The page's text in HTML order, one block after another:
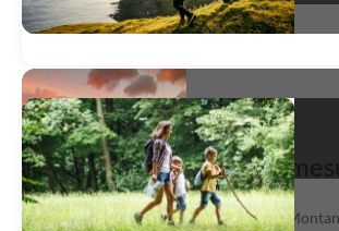
Ouest Américain sur
Geysers et glaciers du Wyoming au